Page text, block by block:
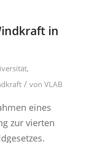
in
,
/ von VLAB
eines
zur vierten